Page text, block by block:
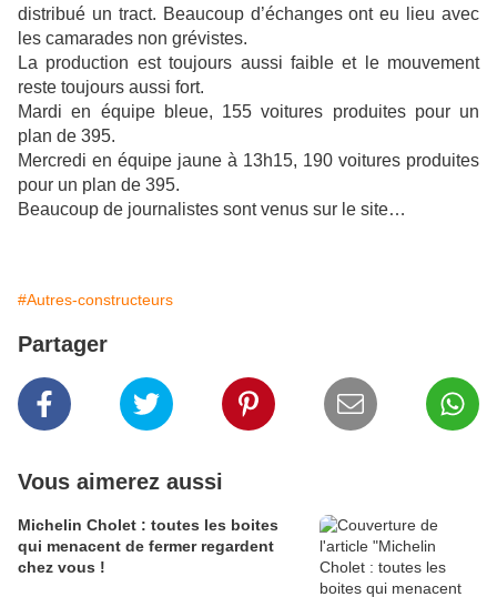
distribué un tract. Beaucoup d’échanges ont eu lieu avec
les camarades non grévistes.
La production est toujours aussi faible et le mouvement
reste toujours aussi fort.
Mardi en équipe bleue, 155 voitures produites pour un
plan de 395.
Mercredi en équipe jaune à 13h15, 190 voitures produites
pour un plan de 395.
Beaucoup de journalistes sont venus sur le site…
#Autres-constructeurs
Partager
Vous aimerez aussi
Michelin Cholet : toutes les boites
qui menacent de fermer regardent
chez vous !